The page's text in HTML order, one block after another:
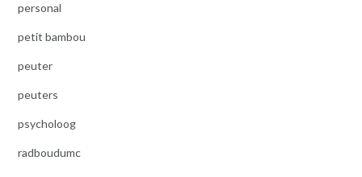
personal
petit bambou
peuter
peuters
psycholoog
radboudumc